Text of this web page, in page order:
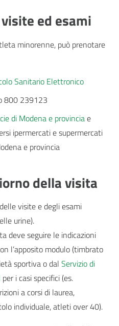
ed esami
minorenne, può prenotare
Sanitario Elettronico
800 239123
di Modena e provinciae
ipermercati e supermercati
e provincia
della visita
visite e degli esami
urine).
deve seguire le indicazioni
l’apposito modulo (timbrato
sportiva o dal Servizio di
per i casi specifici (es.
a corsi di laurea,
individuale, atleti over 40).